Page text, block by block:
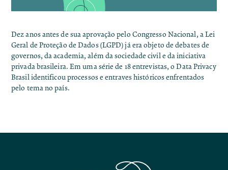
Dez anos antes de sua aprovação pelo Congresso Nacional, a Lei
Geral de Proteção de Dados (LGPD) já era objeto de debates de
governos, da academia, além da sociedade civil e da iniciativa
privada brasileira. Em uma série de 18 entrevistas, o Data Privacy
Brasil identificou processos e entraves históricos enfrentados
pelo tema no país.